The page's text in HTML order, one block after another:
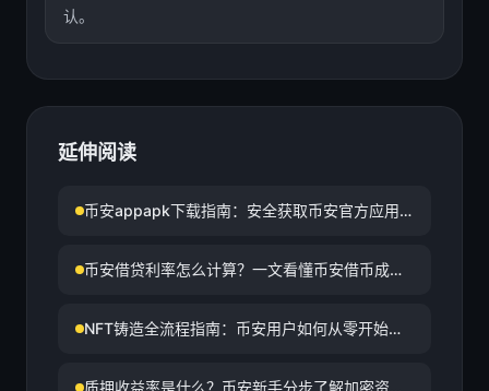
认。
延伸阅读
币安appapk下载指南：安全获取币安官方应用
币安借贷利率怎么计算？一文看懂币安借币成
NFT铸造全流程指南：币安用户如何从零开始完
质押收益率是什么？币安新手分步了解加密资产